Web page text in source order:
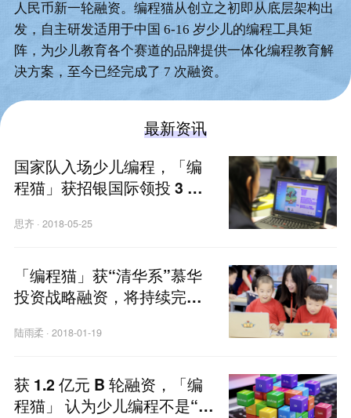
人民币新一轮融资。编程猫从创立之初即从底层架构出
发，自主研发适用于中国 6-16 岁少儿的编程工具矩
阵，为少儿教育各个赛道的品牌提供一体化编程教育解
决方案，至今已经完成了 7 次融资。
最新资讯
国家队入场少儿编程，「编
程猫」获招银国际领投 3 亿
思齐 · 2018-05-25
「编程猫」获“清华系”慕华
投资战略融资，将持续完善
陆雨柔 ·2018-01-19
获 1.2 亿元 B 轮融资，「编
程猫」 认为少儿编程不是“新